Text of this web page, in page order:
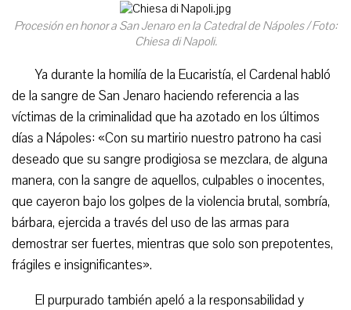
Procesión en honor a San Jenaro en la Catedral de Nápoles / Foto:
Chiesa di Napoli.
Ya durante la homilía de la Eucaristía, el Cardenal habló
de la sangre de San Jenaro haciendo referencia a las
víctimas de la criminalidad que ha azotado en los últimos
días a Nápoles: «Con su martirio nuestro patrono ha casi
deseado que su sangre prodigiosa se mezclara, de alguna
manera, con la sangre de aquellos, culpables o inocentes,
que cayeron bajo los golpes de la violencia brutal, sombría,
bárbara, ejercida a través del uso de las armas para
demostrar ser fuertes, mientras que solo son prepotentes,
frágiles e insignificantes».
El purpurado también apeló a la responsabilidad y